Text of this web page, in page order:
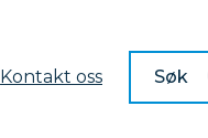
Kontakt oss Søk